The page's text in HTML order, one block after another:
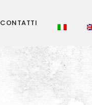
CONTATTI